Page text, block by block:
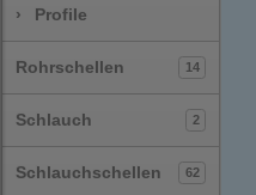
› Profile
Rohrschellen 14
Schlauch 2
Schlauchschellen 62